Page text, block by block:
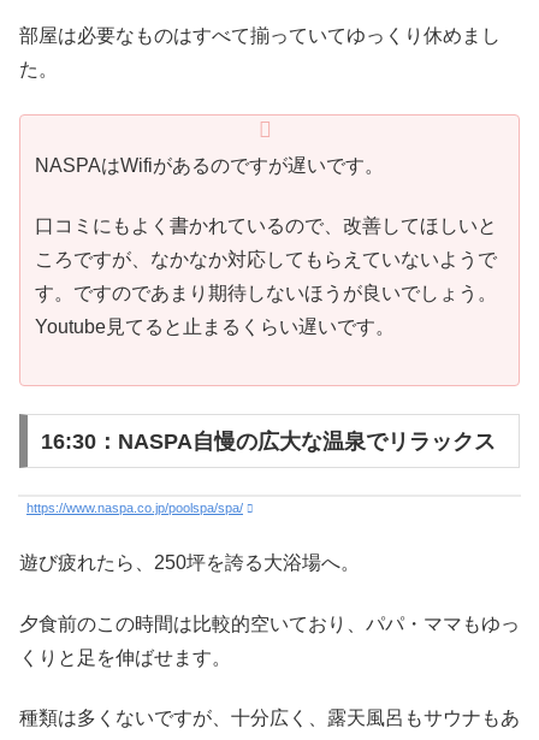
部屋は必要なものはすべて揃っていてゆっくり休めまし
た。
NASPAはWifiがあるのですが遅いです。
口コミにもよく書かれているので、改善してほしいと
ころですが、なかなか対応してもらえていないようで
す。ですのであまり期待しないほうが良いでしょう。
Youtube見てると止まるくらい遅いです。
16:30：NASPA自慢の広大な温泉でリラックス
https://www.naspa.co.jp/poolspa/spa/
遊び疲れたら、250坪を誇る大浴場へ。
夕食前のこの時間は比較的空いており、パパ・ママもゆっ
くりと足を伸ばせます。
種類は多くないですが、十分広く、露天風呂もサウナもあ